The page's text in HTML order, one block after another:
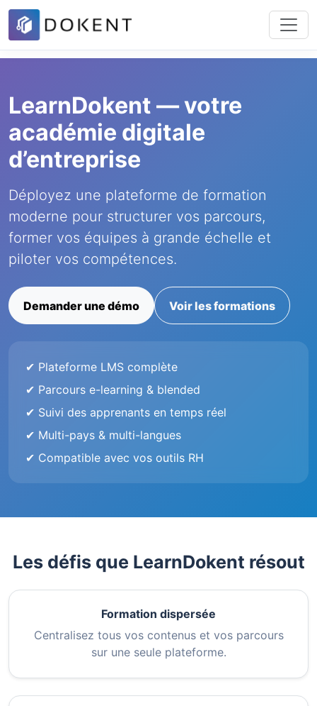
LearnDokent — votre
académie digitale
d’entreprise
Déployez une plateforme de formation
moderne pour structurer vos parcours,
former vos équipes à grande échelle et
piloter vos compétences.
Demander une démo Voir les formations
✔ Plateforme LMS complète
✔ Parcours e-learning & blended
✔ Suivi des apprenants en temps réel
✔ Multi-pays & multi-langues
✔ Compatible avec vos outils RH
Les défis que LearnDokent résout
Formation dispersée
Centralisez tous vos contenus et vos parcours
sur une seule plateforme.